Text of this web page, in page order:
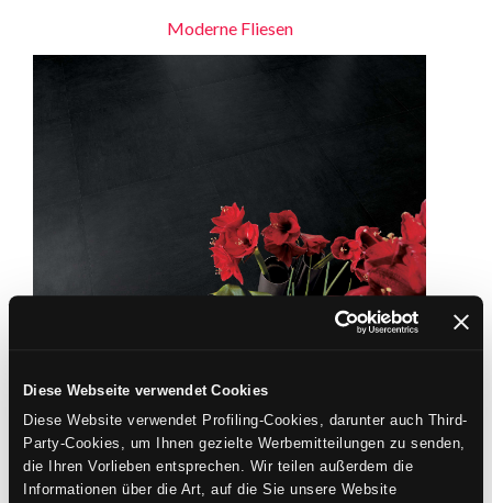
Diese Webseite verwendet Cookies
Diese Website verwendet Profiling-Cookies, darunter auch Third-
Party-Cookies, um Ihnen gezielte Werbemitteilungen zu senden,
die Ihren Vorlieben entsprechen. Wir teilen außerdem die
Informationen über die Art, auf die Sie unsere Website
Moderne Fliesen
SCHWARZE FLIESEN FÜR EINE LUXURIÖSE
EINRICHTUNG